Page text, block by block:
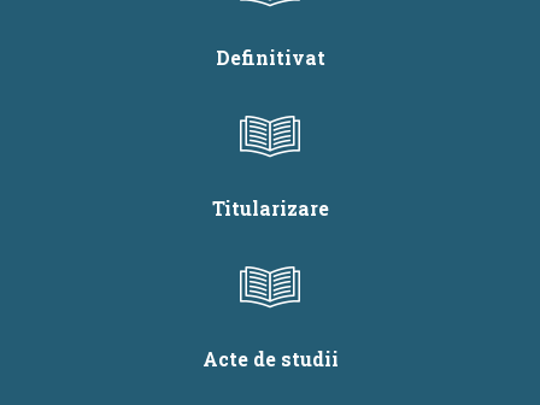
Definitivat
Titularizare
Acte de studii